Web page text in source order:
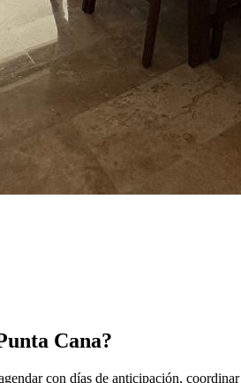
Cana?
con días de anticipación,